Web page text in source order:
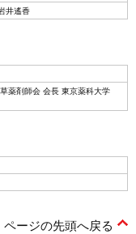
井遙香
薬剤師会 会長 東京薬科大学
ページの先頭へ戻る